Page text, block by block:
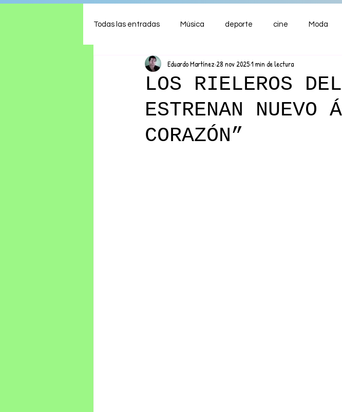
Todas las entradas Música deporte cine Moda
Shows Comida ENTRETENIMIENTO
Ambiente Hogar Finanzas
LOS RIELEROS
ESTRENAN NUEVO
CORAZÓN”
Eduardo Martínez 28 nov 20251 min de lectura